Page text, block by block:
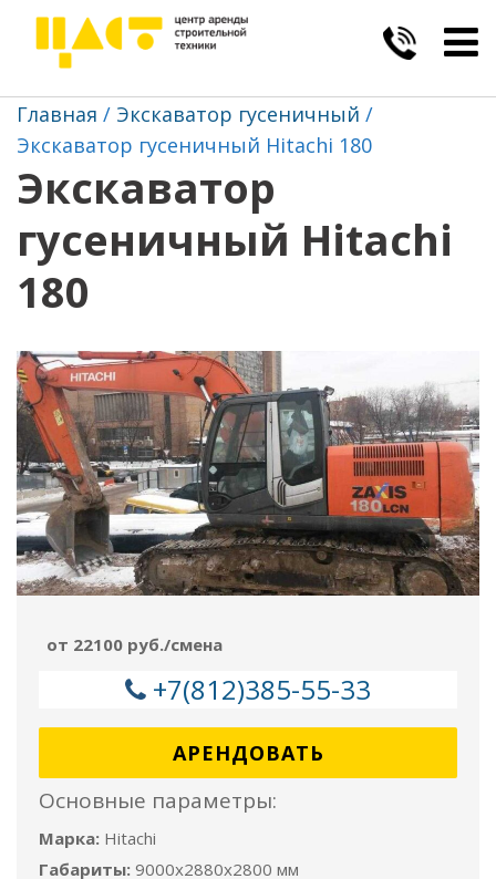
Главная
Экскаватор гусеничный
Экскаватор гусеничный Hitachi 180
Экскаватор
гусеничный Hitachi
180
от 22100 руб./смена
+7(812)385-55-33
АРЕНДОВАТЬ
Основные параметры:
Марка: Hitachi
Габариты: 9000x2880x2800 мм